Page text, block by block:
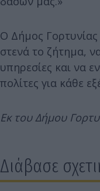
Ο Δήμος
στενά το ζήτημα,
υπηρεσίες και να
πολίτες για κάθε
Εκ του Δήμου
Διάβασε